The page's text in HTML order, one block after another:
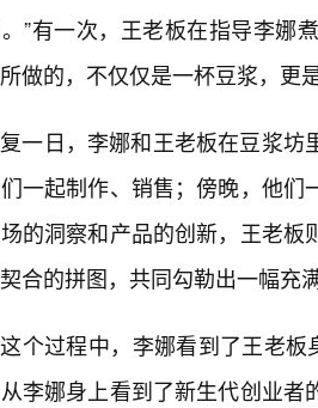
”有一次，王老板在指导李娜
做的，不仅仅是一杯豆浆，更
一日，李娜和王老板在豆浆
一起制作、销售；傍晚，他
的洞察和产品的创新，王老
合的拼图，共同勾勒出一幅充
个过程中，李娜看到了王老板
李娜身上看到了新生代创业